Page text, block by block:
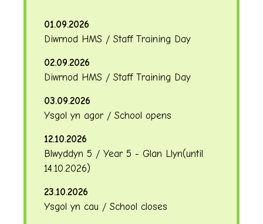
01.09.2026
Diwrnod HMS / Staff Training Day
02.09.2026
Diwrnod HMS / Staff Training Day
03.09.2026
Ysgol yn agor / School opens
12.10.2026
Blwyddyn 5 / Year 5 - Glan Llyn(until
14.10.2026)
23.10.2026
Ysgol yn cau / School closes